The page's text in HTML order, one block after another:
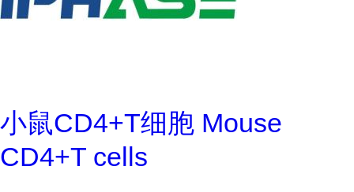
小鼠CD4+T细胞 Mouse
CD4+T cells